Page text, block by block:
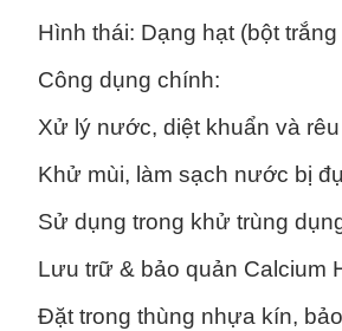
Hình thái: Dạng hạt (bột
Công dụng chính:
Xử lý nước, diệt khuẩn và rêu
Khử mùi, làm sạch nước bị
Sử dụng trong khử trùng
Lưu trữ & bảo quản Calcium
Đặt trong thùng nhựa kín,